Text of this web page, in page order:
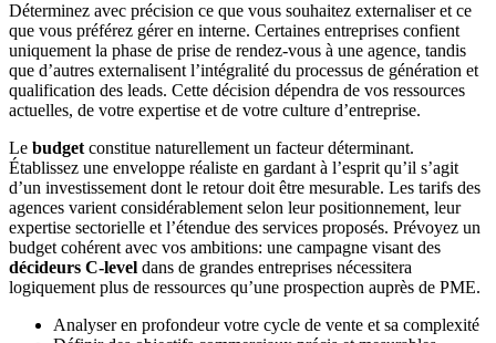
Déterminez avec précision ce que vous souhaitez externaliser et ce
que vous préférez gérer en interne. Certaines entreprises confient
uniquement la phase de prise de rendez-vous à une agence, tandis
que d’autres externalisent l’intégralité du processus de génération et
qualification des leads. Cette décision dépendra de vos ressources
actuelles, de votre expertise et de votre culture d’entreprise.
Le budgetconstitue naturellement un facteur déterminant.
Établissez une enveloppe réaliste en gardant à l’esprit qu’il s’agit
d’un investissement dont le retour doit être mesurable. Les tarifs des
agences varient considérablement selon leur positionnement, leur
expertise sectorielle et l’étendue des services proposés. Prévoyez un
budget cohérent avec vos ambitions: une campagne visant des
décideurs C-level dans de grandes entreprises nécessitera
logiquement plus de ressources qu’une prospection auprès de PME.
Analyser en profondeur votre cycle de vente et sa complexité